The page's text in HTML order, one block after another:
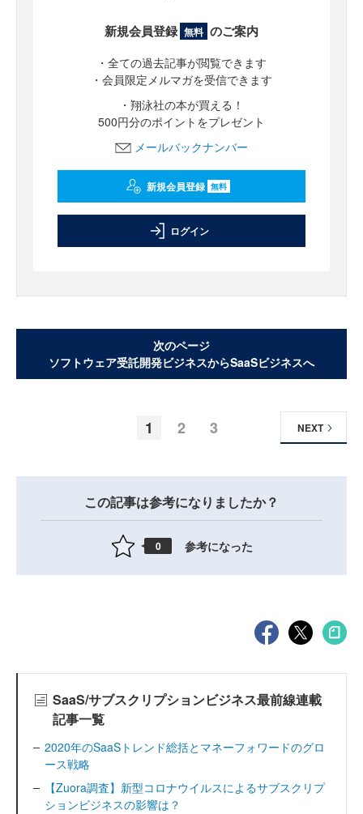
新規会員登録 無料 のご案内
・全ての過去記事が閲覧できます
・会員限定メルマガを受信できます
・翔泳社の本が買える！
500円分のポイントをプレゼント
メールバックナンバー
新規会員登録 無料
ログイン
次のページ
ソフトウェア受託開発ビジネスからSaaSビジネスへ
1 2 3 NEXT
この記事は参考になりましたか？
0 参考になった
SaaS/サブスクリプションビジネス最前線連載
記事一覧
2020年のSaaSトレンド総括とマネーフォワードのグロ
ース戦略
【Zuora調査】新型コロナウイルスによるサブスクリプ
ションビジネスの影響は？